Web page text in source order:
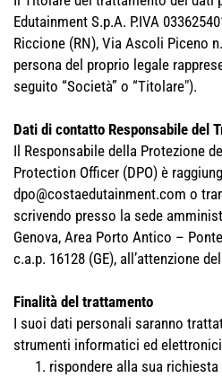
Edutainment S.p.A. P.IVA
Riccione (RN), Via Ascoli Piceno
persona del proprio legale
seguito “Società” o “Titolare").
Dati di contatto Responsabile del
Il Responsabile della Protezione
Protection Officer (DPO) è
dpo@costaedutainment.com o
scrivendo presso la sede
Genova, Area Porto Antico –
c.a.p. 16128 (GE), all’attenzione
Finalità del trattamento
I suoi dati personali saranno
strumenti informatici ed
rispondere alla sua